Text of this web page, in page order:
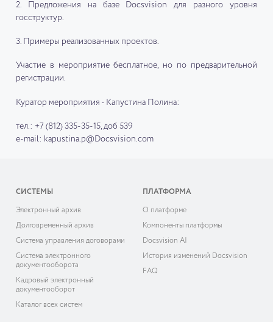
2. Предложения на базе Docsvision для разного уровня
госструктур.
3. Примеры реализованных проектов.
Участие в мероприятие бесплатное, но по предварительной
регистрации.
Куратор мероприятия - Капустина Полина:
тел.: +7 (812) 335-35-15, доб 539
e-mail: kapustina.p@Docsvision.com
СИСТЕМЫ
Электронный архив
Долговременный архив
Система управления договорами
Система электронного
документооборота
Кадровый электронный
документооборот
Каталог всех систем
ПЛАТФОРМА
О платформе
Компоненты платформы
Docsvision AI
История изменений Docsvision
FAQ